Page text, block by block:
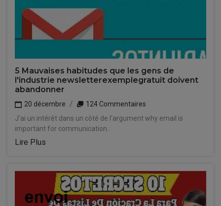
5 Mauvaises habitudes que les gens de
l'industrie newsletterexemplegratuit doivent
abandonner
20 décembre
124 Commentaires
J'ai un intérêt dans un côté de l'argument why email is
important for communication.
Lire Plus